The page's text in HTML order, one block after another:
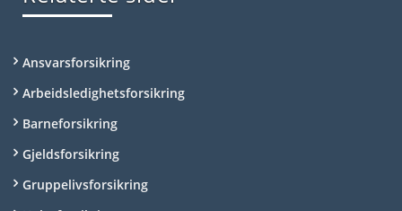
Ansvarsforsikring
Arbeidsledighetsforsikring
Barneforsikring
Gjeldsforsikring
Gruppelivsforsikring